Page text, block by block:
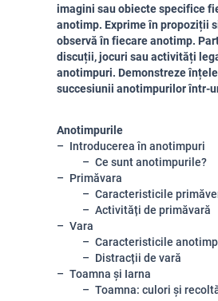
imagini sau obiecte specifice
anotimp. Exprime în propoziții
observă în fiecare anotimp.
discuții, jocuri sau activități
anotimpuri. Demonstreze
succesiunii anotimpurilor într-
Anotimpurile
Introducerea în anotimpuri
Ce sunt anotimpurile?
Primăvara
Caracteristicile
Activități de primăvară
Vara
Caracteristicile
Distracții de vară
Toamna și Iarna
Toamna: culori și